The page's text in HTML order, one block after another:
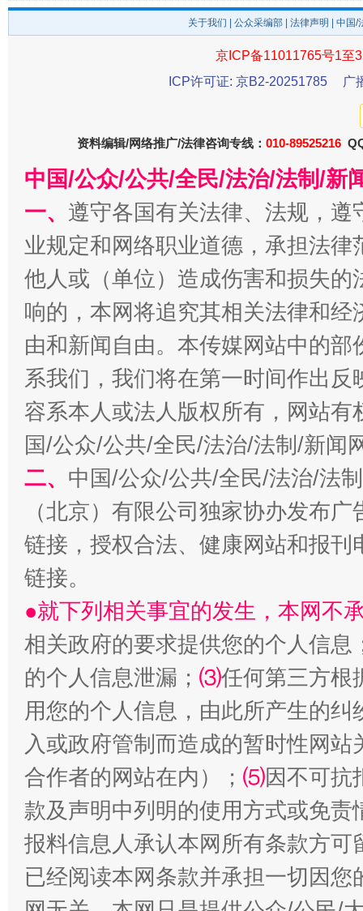
今
习近平的博鳌关键词
魏明亮
生
揭批美国五大"原罪" "
关于我们 公众采编部 法律声明 | 中国
京ICP备11011765号1至
ICP许可证: 京B2-20251785
广
资料编辑/网络推广/法律咨询专线： 010-89525216
中国/公众/公共/全民/法治/法制/新
一、 遵守各国有关法律、法规，
业规定和网络职业道德，承担法
他人或（单位）造成伤害和损失
响的，本网将追究其相关法律和
由和新闻自由。本传媒网站中的
系我们，我们将在第一时间作出
容系本人或法人版权所有，网站
国/公众/公共/全民/法治/法制/新闻
二、 中国/公众/公共/全民/法治/法
（北京）有限公司独家协办发布
链接，授权合法、健康网站和报
链接。
●就下列相关事宜的发生，本网不
相关政府的要求提供您的个人信息
的个人信息泄漏； ⑶任何第三方根
用您的个人信息，由此所产生的纠
入或政府管制而造成的暂时性网
合作者的网站在内）； ⑸因不可抗
款及声明中列明的使用方式或免责
报料信息人承认本网所有条款方
已经阅读本网条款并承担一切因